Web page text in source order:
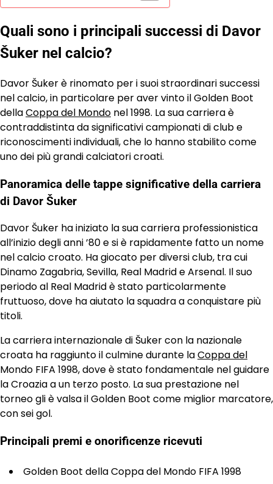
Quali sono i principali successi di Davor
Šuker nel calcio?
Davor Šuker è rinomato per i suoi straordinari successi
nel calcio, in particolare per aver vinto il Golden Boot
dellaCoppa del Mondo nel 1998. La sua carriera è
contraddistinta da significativi campionati di club e
riconoscimenti individuali, che lo hanno stabilito come
uno dei più grandi calciatori croati.
Panoramica delle tappe significative della carriera
di Davor Šuker
Davor Šuker ha iniziato la sua carriera professionistica
all’inizio degli anni ’80 e si è rapidamente fatto un nome
nel calcio croato. Ha giocato per diversi club, tra cui
Dinamo Zagabria, Sevilla, Real Madrid e Arsenal. Il suo
periodo al Real Madrid è stato particolarmente
fruttuoso, dove ha aiutato la squadra a conquistare più
titoli.
La carriera internazionale di Šuker con la nazionale
croata ha raggiunto il culmine durante laCoppa del
Mondo FIFA 1998, dove è stato fondamentale nel guidare
la Croazia a un terzo posto. La sua prestazione nel
torneo gli è valsa il Golden Boot come miglior marcatore,
con sei gol.
Principali premi e onorificenze ricevuti
Golden Boot della Coppa del Mondo FIFA 1998